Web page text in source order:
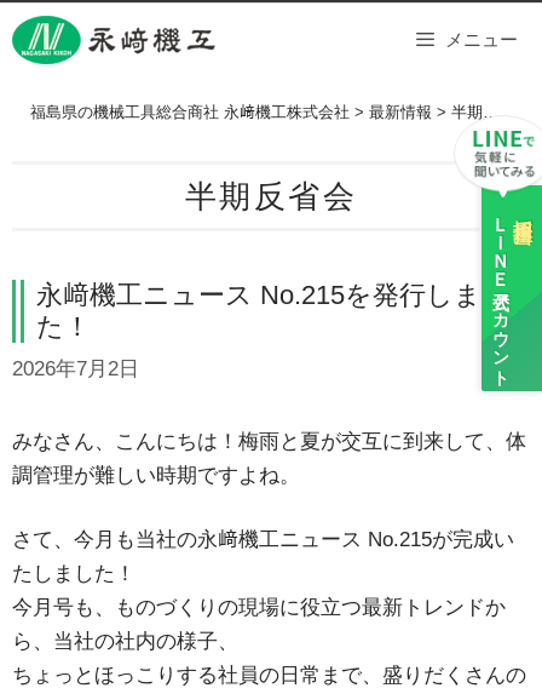
Skip
to
ＬＩＮＥ
公式アカウント
メニュー
福島県の機械工具総合商社 永﨑機工株式会社 > 最新情報 > 半期反省会
半期反省会
永﨑機工ニュース No.215を発行しまし
た！
2026年7月2日
みなさん、こんにちは！梅雨と夏が交互に到来して、体
調管理が難しい時期ですよね。
さて、今月も当社の永﨑機工ニュース No.215が完成い
たしました！
今月号も、ものづくりの現場に役立つ最新トレンドか
ら、当社の社内の様子、
ちょっとほっこりする社員の日常まで、盛りだくさんの